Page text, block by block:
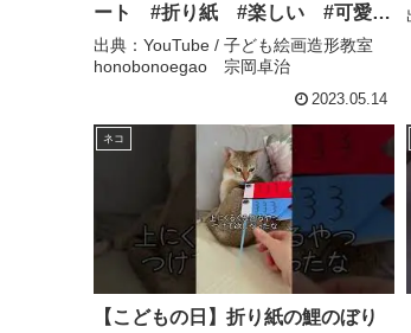
ート #折り紙 #楽しい #可愛
い #山口タレント図鑑 #子ど
も #親子 #喜び #楽園 #ね
こ #スパイファミリー – 子ども絵
画造形教室 honobonoegao 宗
出典：YouTube / 子ども絵画造形教室
honobonoegao 宗岡卓治
2023.05.14
ネコ
【こどもの日】折り紙の鯉のぼり